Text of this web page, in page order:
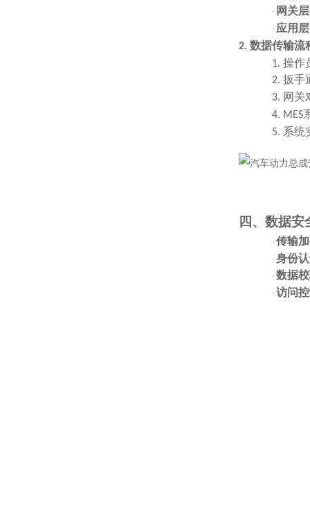
· 网关层
· 应用层
2. 数据传输流
1. 操作
2. 扳手
3. 网关
4. MES
5. 系统
四、数据安
· 传输
· 身份
· 数据
· 访问